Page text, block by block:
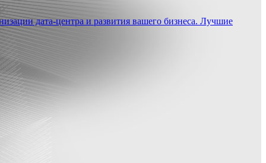
дата-центра и развития вашего бизнеса. Лучшие